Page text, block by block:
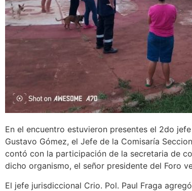
En el encuentro estuvieron presentes el 2do
Gustavo Gómez, el Jefe de la Comisaría
contó con la participación de la secretaria de
dicho organismo, el señor presidente del Foro
El jefe jurisdiccional Crio. Pol. Paul Fraga